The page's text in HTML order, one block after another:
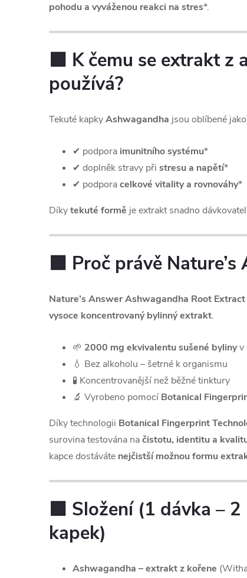
pohodu a vyváženou reakci na stres*.
🟩 K čemu se extrakt z
používá?
Tekuté kapkyAshwagandha jsou oblíbené
✔ podpora imunitního systému*
✔ doplněk stravy při stresu a napětí*
✔ podporacelkové vitality a rovnováhy*
Díkytekuté formě je extrakt snadno
🟩 Proč právě Nature’s
Nature’s Answer Ashwagandha Root Extract
vysoce koncentrovaný bylinný extrakt.
🌱 2000 mg ekvivalentu sušené bylinyv
💧 Bez alkoholu – šetrné k organismu
🧪 Koncentrovanější než běžné tinktury
🔬 Vyrobeno pomocí Botanical
Díky technologii Botanical Fingerprint
surovina testována načistotu, identitu a
kapce dostáváte nejčistší možnou formu
🟩 Složení (1 dávka –
kapek)
Ashwagandha – extrakt z kořene